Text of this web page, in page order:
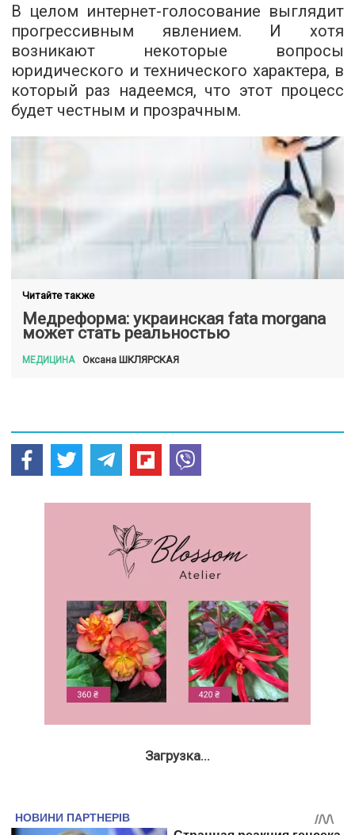
В целом интернет-голосование выглядит
прогрессивным явлением. И хотя
возникают некоторые вопросы
юридического и технического характера, в
который раз надеемся, что этот процесс
будет честным и прозрачным.
Читайте также
Медреформа: украинская fata morgana
может стать реальностью
МЕДИЦИНА Оксана ШКЛЯРСКАЯ
Загрузка...